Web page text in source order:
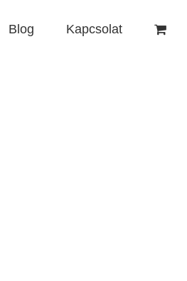
Blog Kapcsolat